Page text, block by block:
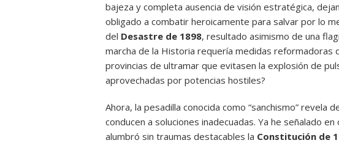
bajeza y completa ausencia de visión estratégica,
obligado a combatir heroicamente para salvar por lo
del Desastre de 1898, resultado asimismo de una
marcha de la Historia requería medidas reformadoras
provincias de ultramar que evitasen la explosión de
aprovechadas por potencias hostiles?
Ahora, la pesadilla conocida como “sanchismo” revela
conducen a soluciones inadecuadas. Ya he señalado
alumbró sin traumas destacables la Constitución de